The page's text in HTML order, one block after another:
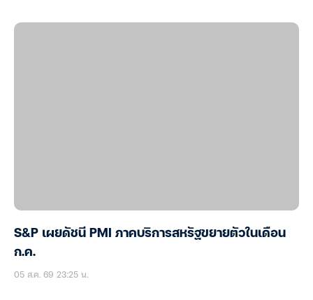
S&P เผยดัชนี PMI ภาคบริการสหรัฐขยายตัวในเดือน
ก.ค.
05 ส.ค. 69 23:25 น.